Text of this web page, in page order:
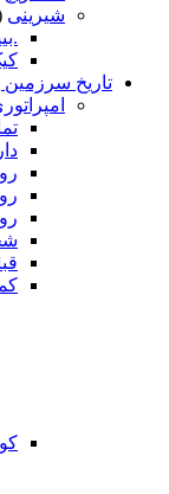
شیرینی
تاریخ